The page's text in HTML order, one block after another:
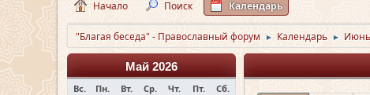
Начало Поиск Календарь
"Благая беседа" - Православный форум ► Календарь ►
Май 2026
Вс. Пн. Вт. Ср. Чт. Пт. Сб.